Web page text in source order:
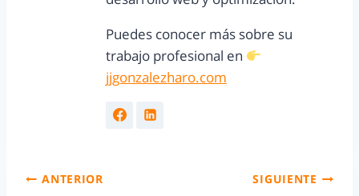
Puedes conocer más sobre su
trabajo profesional en
jjgonzalezharo.com
ANTERIOR SIGUIENTE